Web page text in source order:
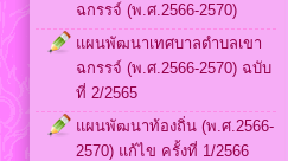
ฉกรรจ์ (พ.ศ.2566-2570)
แผนพัฒนาเทศบาลตำบลเขา
ฉกรรจ์ (พ.ศ.2566-2570) ฉบับ
ที่ 2/2565
แผนพัฒนาท้องถิ่น (พ.ศ.2566-
2570) แก้ไข ครั้งที่ 1/2566